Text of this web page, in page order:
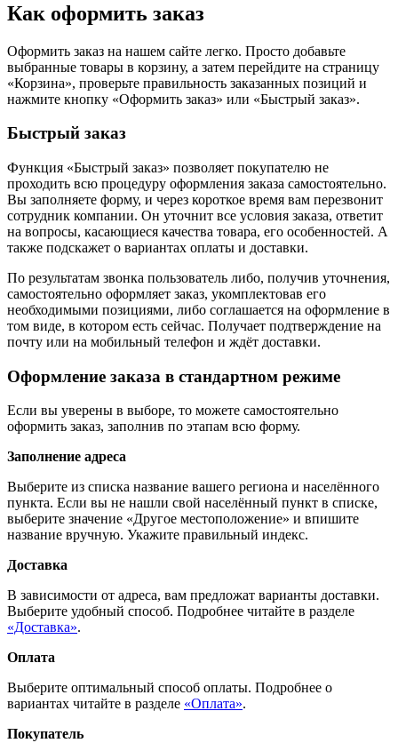
Как оформить заказ
Оформить заказ на нашем сайте легко. Просто добавьте
выбранные товары в корзину, а затем перейдите на страницу
«Корзина», проверьте правильность заказанных позиций и
нажмите кнопку «Оформить заказ» или «Быстрый заказ».
Быстрый заказ
Функция «Быстрый заказ» позволяет покупателю не
проходить всю процедуру оформления заказа самостоятельно.
Вы заполняете форму, и через короткое время вам перезвонит
сотрудник компании. Он уточнит все условия заказа, ответит
на вопросы, касающиеся качества товара, его особенностей. А
также подскажет о вариантах оплаты и доставки.
По результатам звонка пользователь либо, получив уточнения,
самостоятельно оформляет заказ, укомплектовав его
необходимыми позициями, либо соглашается на оформление в
том виде, в котором есть сейчас. Получает подтверждение на
почту или на мобильный телефон и ждёт доставки.
Оформление заказа в стандартном режиме
Если вы уверены в выборе, то можете самостоятельно
оформить заказ, заполнив по этапам всю форму.
Заполнение адреса
Выберите из списка название вашего региона и населённого
пункта. Если вы не нашли свой населённый пункт в списке,
выберите значение «Другое местоположение» и впишите
название вручную. Укажите правильный индекс.
Доставка
В зависимости от адреса, вам предложат варианты доставки.
Выберите удобный способ. Подробнее читайте в разделе
«Доставка».
Оплата
Выберите оптимальный способ оплаты. Подробнее о
вариантах читайте в разделе «Оплата».
Покупатель